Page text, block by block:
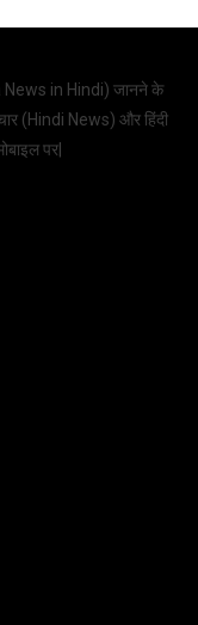
News in Hindi) जानने के
(Hindi News) और हिंदी
पर|